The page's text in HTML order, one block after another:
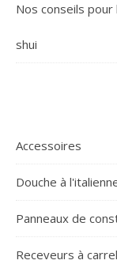
Nos conseils pour
shui
Accessoires
Douche à
Panneaux de
Receveurs à